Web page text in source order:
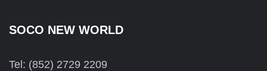
SOCO NEW WORLD
Tel: (852) 2729 2209